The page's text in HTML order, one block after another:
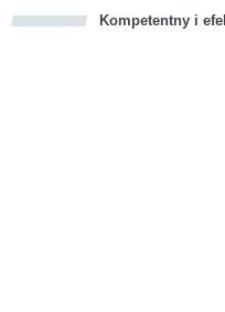
Kompetentny i